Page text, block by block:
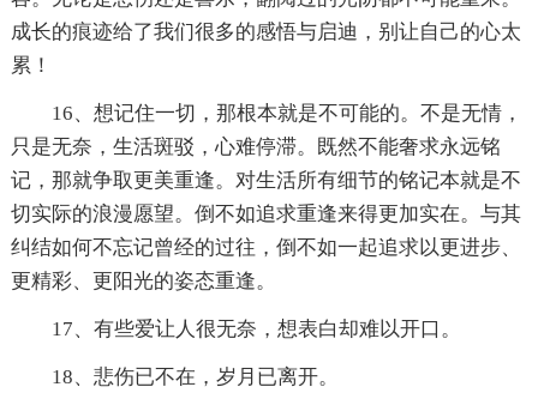
成长的痕迹给了我们很多的感悟与启迪，别让自己的心太
累！
16、想记住一切，那根本就是不可能的。不是无情，
只是无奈，生活斑驳，心难停滞。既然不能奢求永远铭
记，那就争取更美重逢。对生活所有细节的铭记本就是不
切实际的浪漫愿望。倒不如追求重逢来得更加实在。与其
纠结如何不忘记曾经的过往，倒不如一起追求以更进步、
更精彩、更阳光的姿态重逢。
17、有些爱让人很无奈，想表白却难以开口。
18、悲伤已不在，岁月已离开。